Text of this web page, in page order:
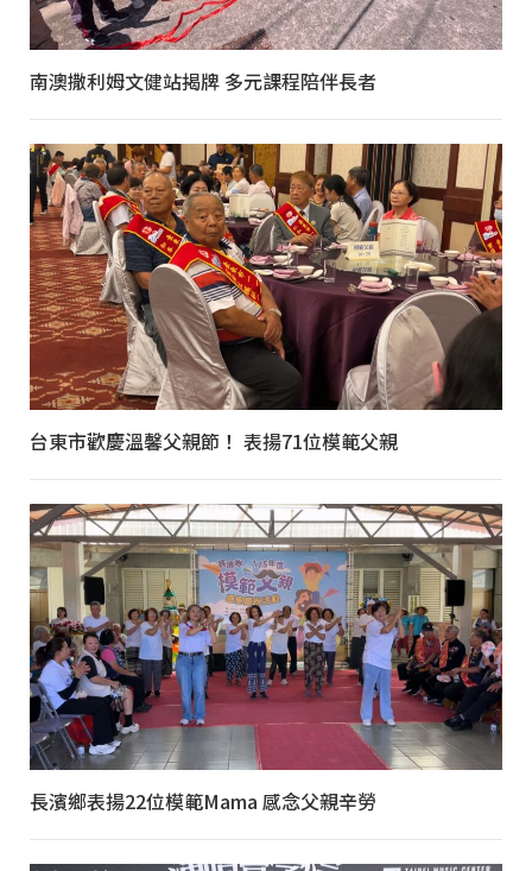
南澳撒利姆文健站揭牌 多元課程陪伴長者
台東市歡慶溫馨父親節！ 表揚71位模範父親
長濱鄉表揚22位模範Mama 感念父親辛勞